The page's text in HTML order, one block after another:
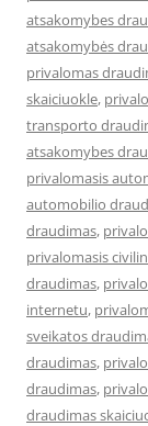
atsakomybes
atsakomybės
privalomas
skaiciuokle,
transporto
atsakomybes
privalomasis
automobilio
draudimas,
privalomasis
draudimas,
internetu,
sveikatos
draudimas,
draudimas,
draudimas